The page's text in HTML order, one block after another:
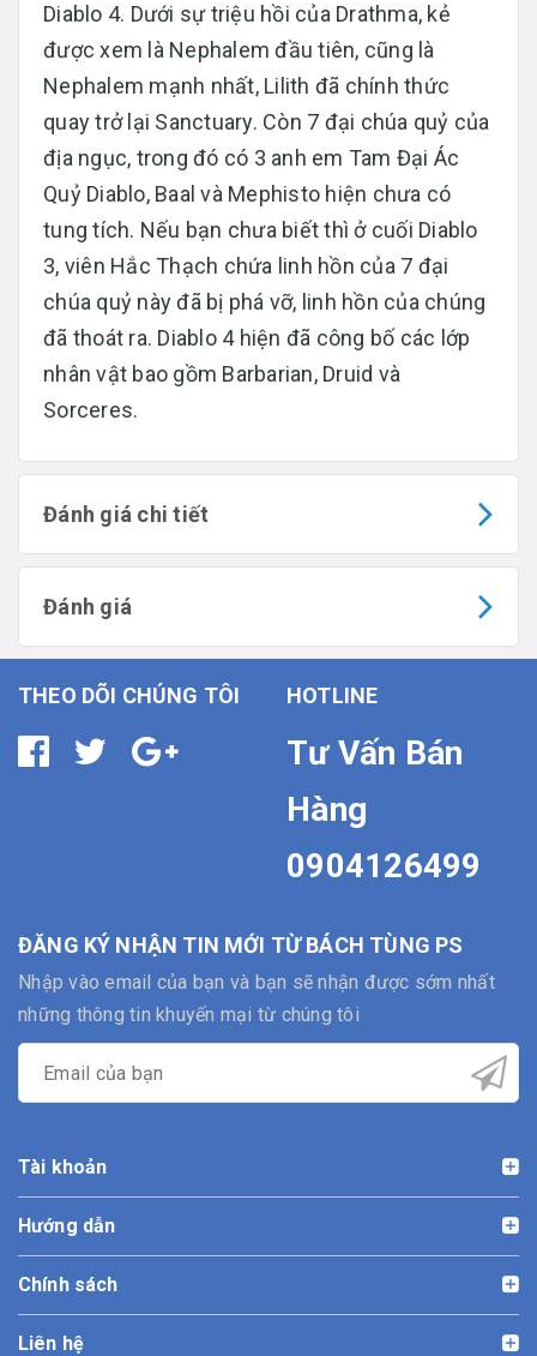
Diablo 4. Dưới sự triệu hồi của Drathma, kẻ
được xem là Nephalem đầu tiên, cũng là
Nephalem mạnh nhất, Lilith đã chính thức
quay trở lại Sanctuary. Còn 7 đại chúa quỷ của
địa ngục, trong đó có 3 anh em Tam Đại Ác
Quỷ Diablo, Baal và Mephisto hiện chưa có
tung tích. Nếu bạn chưa biết thì ở cuối Diablo
3, viên Hắc Thạch chứa linh hồn của 7 đại
chúa quỷ này đã bị phá vỡ, linh hồn của chúng
đã thoát ra. Diablo 4 hiện đã công bố các lớp
nhân vật bao gồm Barbarian, Druid và
Sorceres.
Đánh giá chi tiết
Đánh giá
THEO DÕI CHÚNG TÔI HOTLINE
Tư Vấn Bán
Hàng
0904126499
ĐĂNG KÝ NHẬN TIN MỚI TỪ BÁCH TÙNG PS
Nhập vào email của bạn và bạn sẽ nhận được sớm nhất
những thông tin khuyến mại từ chúng tôi
Tài khoản
Hướng dẫn
Chính sách
Liên hệ